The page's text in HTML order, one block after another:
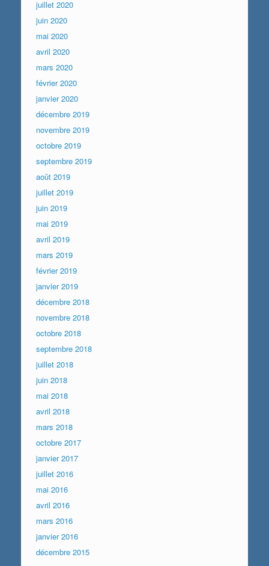
juillet 2020
juin 2020
mai 2020
avril 2020
mars 2020
février 2020
janvier 2020
décembre 2019
novembre 2019
octobre 2019
septembre 2019
août 2019
juillet 2019
juin 2019
mai 2019
avril 2019
mars 2019
février 2019
janvier 2019
décembre 2018
novembre 2018
octobre 2018
septembre 2018
juillet 2018
juin 2018
mai 2018
avril 2018
mars 2018
octobre 2017
janvier 2017
juillet 2016
mai 2016
avril 2016
mars 2016
janvier 2016
décembre 2015